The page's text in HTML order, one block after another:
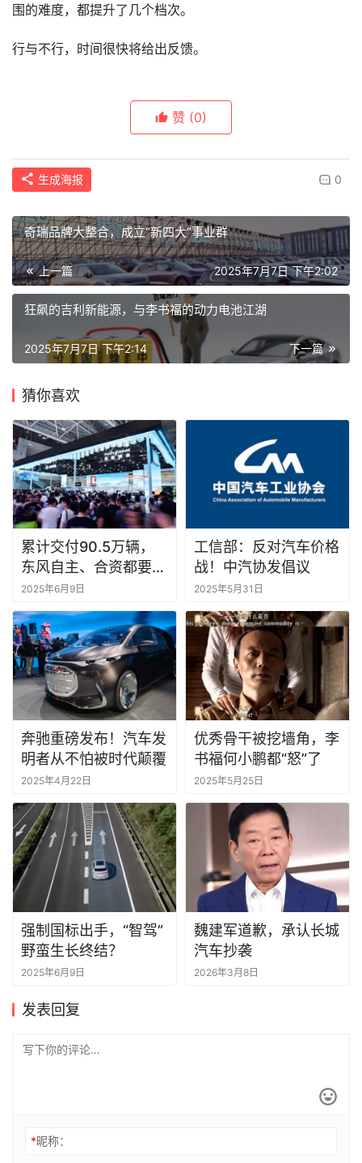
围的难度，都提升了几个档次。
行与不行，时间很快将给出反馈。
赞 (0)
生成海报 0
奇瑞品牌大整合，成立“新四大”事业群
上一篇 2025年7月7日 下午2:02
狂飙的吉利新能源，与李书福的动力电池江湖
下一篇
2025年7月7日 下午2:14
猜你喜欢
累计交付90.5万辆，
东风自主、合资都要抓
丨一句话点评
2025年6月9日
工信部：反对汽车价格
战！中汽协发倡议
2025年5月31日
奔驰重磅发布！汽车发
明者从不怕被时代颠覆
2025年4月22日
优秀骨干被挖墙角，李
书福何小鹏都“怒”了
2025年5月25日
强制国标出手，“智驾”
野蛮生长终结？
2025年6月9日
魏建军道歉，承认长城
汽车抄袭
2026年3月8日
发表回复
*昵称：